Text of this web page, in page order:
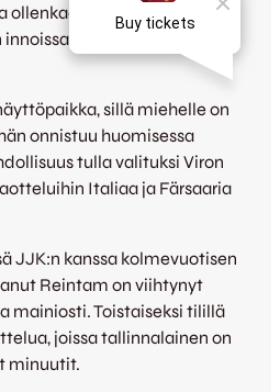
ollenkaan, joten olin todella
mahdollisuudesta,
sillä miehelle on
onnistuu huomisessa
tulla valituksi Viron
Italiaa ja Färsaaria
JJK:n kanssa kolmevuotisen
Reintam on viihtynyt
mainiosti. Toistaiseksi tilillä
joissa tallinnalainen on
minuutit.